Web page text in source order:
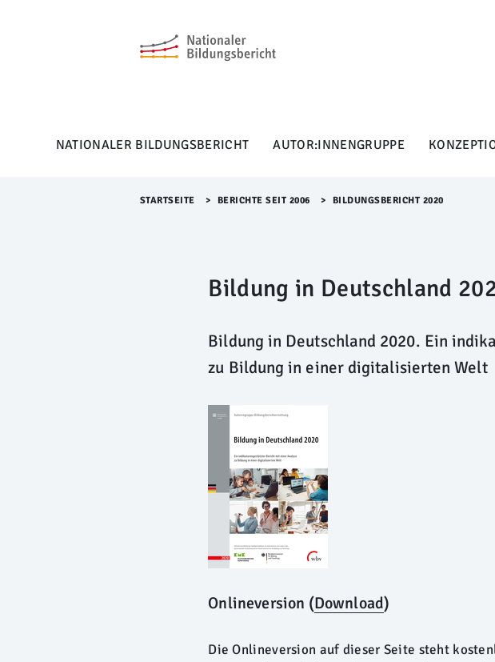
NATIONALER BILDUNGSBERICHT AUTOR:INNENGRUPPE
STARTSEITE >​ BERICHTE SEIT 2006 >​ BILDUNGSBERICHT 2020
Bildung in Deutschland
Bildung in Deutschland 2020. Ein
zu Bildung in einer digitalisierten Welt
Onlineversion (Download)
Die Onlineversion auf dieser Seite steht